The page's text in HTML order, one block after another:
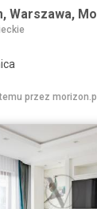
przez morizon.pl